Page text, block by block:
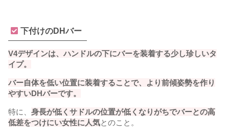
下付けのDHバー
V4デザインは、ハンドルの下にバーを装着する少し珍しいタ
イプ。
バー自体を低い位置に装着することで、より前傾姿勢を作り
やすいDHバーです。
特に、 身長が低くサドルの位置が低くなりがちでバーとの高
低差をつけにい女性に人気とのこと。